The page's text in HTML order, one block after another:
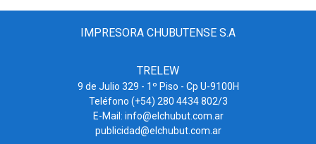
IMPRESORA CHUBUTENSE S.A
TRELEW
9 de Julio 329 - 1º Piso - Cp U-9100H
Teléfono (+54) 280 4434 802/3
E-Mail: info@elchubut.com.ar
publicidad@elchubut.com.ar